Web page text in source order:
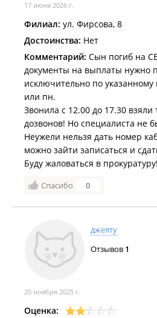
17 июня 2026 г.
Филиал: ул. Фирсова, 8
Достоинства: Нет
Комментарий: Сын погиб на
документы на выплаты нужно
исключительно по указанному
или пн.
Звонила с 12.00 до 17.30 взяли
дозвонов! Но специалиста не
Неужели нельзя дать номер
можно зайти записаться и
Буду жаловаться в прокуратуру!
Спасибо 0
джелту
Отзывов 1
20 ноября 2025 г.
Оценка: